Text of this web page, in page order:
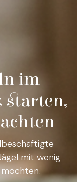
im
starten,
mit wenig